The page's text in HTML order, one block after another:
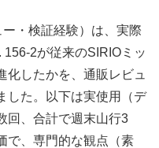
・検証経験）は、実際
156-2が従来のSIRIOミッ
化したかを、通販レビュ
した。以下は実使用（デ
回、合計で週末山行3
で、専門的な観点（素